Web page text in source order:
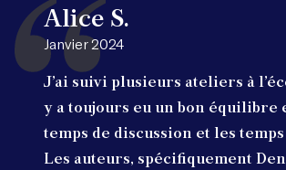
Alice S.
Janvier 2024
J’ai suivi plusieurs ateliers à
y a toujours eu un bon équilibre
temps de discussion et les
Les auteurs, spécifiquement